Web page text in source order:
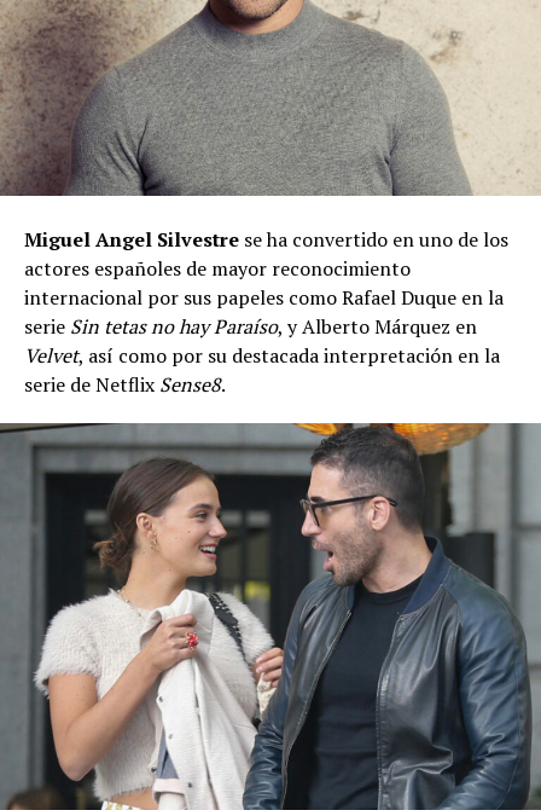
Miguel Angel Silvestre se ha convertido en uno de los
actores españoles de mayor reconocimiento
internacional por sus papeles como Rafael Duque en la
serie Sin tetas no hay Paraíso, y Alberto Márquez en
Velvet, así como por su destacada interpretación en la
serie de Netflix Sense8.